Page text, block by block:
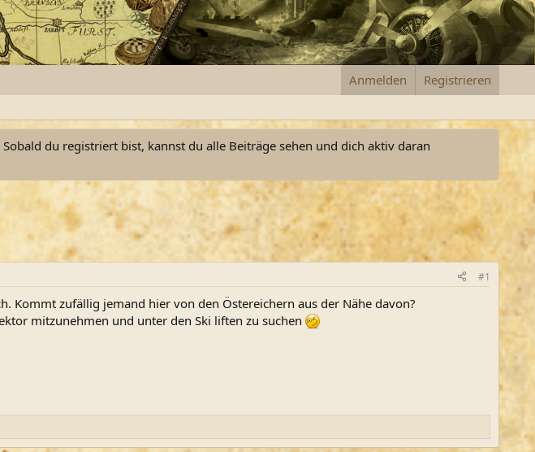
Anmelden Registrieren
du registriert bist, kannst du alle Beiträge sehen und dich aktiv daran
#1
Kommt zufällig jemand hier von den Östereichern aus der Nähe davon?
mitzunehmen und unter den Ski liften zu suchen